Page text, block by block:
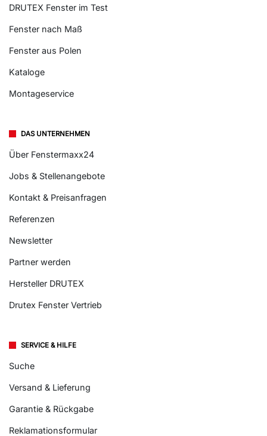
DRUTEX Fenster im Test
Fenster nach Maß
Fenster aus Polen
Kataloge
Montageservice
DAS UNTERNEHMEN
Über Fenstermaxx24
Jobs & Stellenangebote
Kontakt & Preisanfragen
Referenzen
Newsletter
Partner werden
Hersteller DRUTEX
Drutex Fenster Vertrieb
SERVICE & HILFE
Suche
Versand & Lieferung
Garantie & Rückgabe
Reklamationsformular